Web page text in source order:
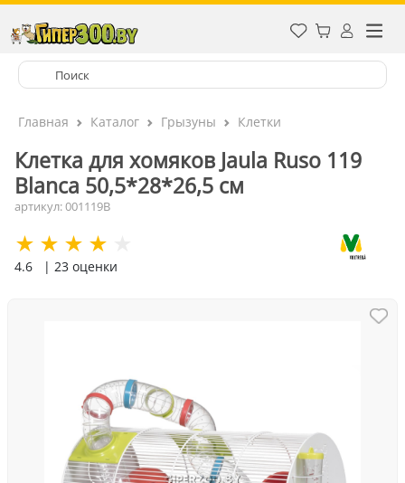
Главная Каталог Грызуны Клетки
Клетка для хомяков Jaula Ruso 119
Blanca 50,5*28*26,5 см
артикул: 001119B
4.6 | 23 оценки